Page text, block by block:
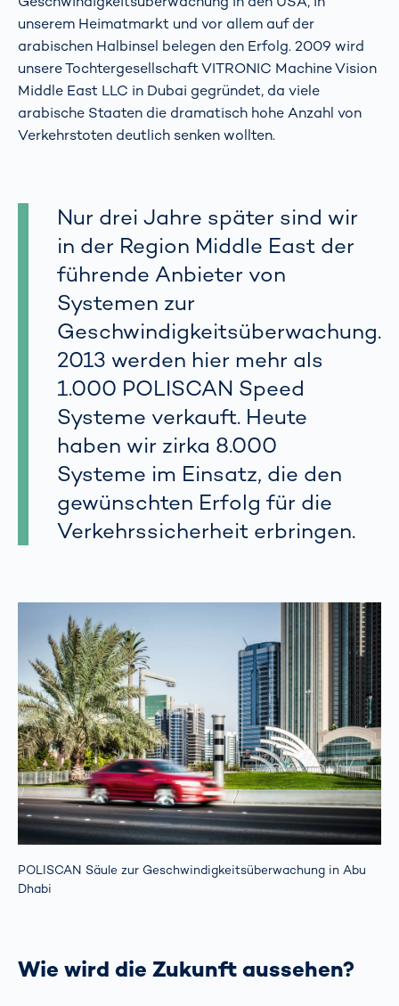
unserem Heimatmarkt und vor allem auf der
arabischen Halbinsel belegen den Erfolg. 2009 wird
unsere Tochtergesellschaft VITRONIC Machine Vision
Middle East LLC in Dubai gegründet, da viele
arabische Staaten die dramatisch hohe Anzahl von
Verkehrstoten deutlich senken wollten.
Nur drei Jahre später sind wir
in der Region Middle East der
führende Anbieter von
Systemen zur
Geschwindigkeitsüberwachung.
2013 werden hier mehr als
1.000 POLISCAN Speed
Systeme verkauft. Heute
haben wir zirka 8.000
Systeme im Einsatz, die den
gewünschten Erfolg für die
Verkehrssicherheit erbringen.
POLISCAN Säule zur Geschwindigkeitsüberwachung in Abu
Dhabi
Wie wird die Zukunft aussehen?